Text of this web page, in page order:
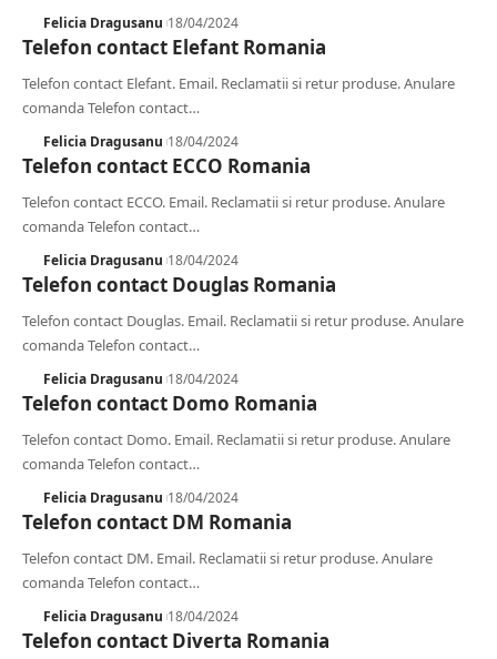
Felicia Dragusanu 18/04/2024
Telefon contact Elefant Romania
Telefon contact Elefant. Email. Reclamatii si retur produse. Anulare
comanda Telefon contact…
Felicia Dragusanu 18/04/2024
Telefon contact ECCO Romania
Telefon contact ECCO. Email. Reclamatii si retur produse. Anulare
comanda Telefon contact…
Felicia Dragusanu 18/04/2024
Telefon contact Douglas Romania
Telefon contact Douglas. Email. Reclamatii si retur produse. Anulare
comanda Telefon contact…
Felicia Dragusanu 18/04/2024
Telefon contact Domo Romania
Telefon contact Domo. Email. Reclamatii si retur produse. Anulare
comanda Telefon contact…
Felicia Dragusanu 18/04/2024
Telefon contact DM Romania
Telefon contact DM. Email. Reclamatii si retur produse. Anulare
comanda Telefon contact…
Felicia Dragusanu 18/04/2024
Telefon contact Diverta Romania